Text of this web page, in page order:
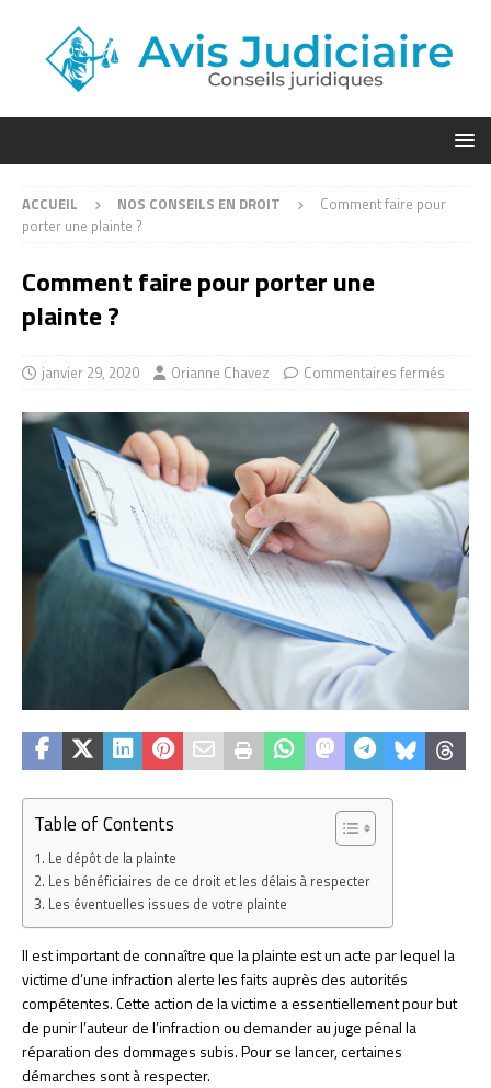
ACCUEIL NOS CONSEILS EN DROIT
Comment faire pour
porter une plainte ?
Comment faire pour porter une
plainte ?
janvier 29, 2020 Orianne Chavez Commentaires fermés
Table of Contents
Le dépôt de la plainte
Les bénéficiaires de ce droit et les délais à respecter
Les éventuelles issues de votre plainte
Il est important de connaître que la plainte est un acte par lequel la
victime d’une infraction alerte les faits auprès des autorités
compétentes. Cette action de la victime a essentiellement pour but
de punir l’auteur de l’infraction ou demander au juge pénal la
réparation des dommages subis. Pour se lancer, certaines
démarches sont à respecter.